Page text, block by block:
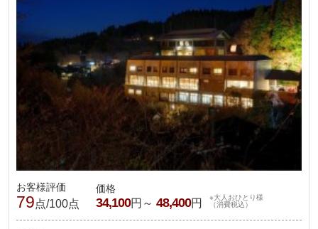
お客様評価
79点/100点
価格
34,100円～ 48,400円
※大人おひとり様
（消費税込）